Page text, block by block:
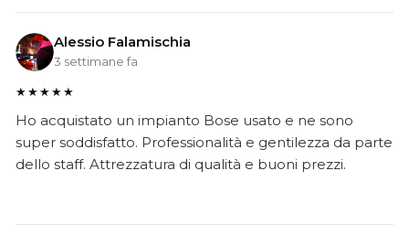
Alessio Falamischia
3 settimane fa
★★★★★
Ho acquistato un impianto Bose usato e ne sono
super soddisfatto. Professionalità e gentilezza da parte
dello staff. Attrezzatura di qualità e buoni prezzi.